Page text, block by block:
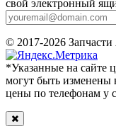
свой электронный
© 2017-2026
*Указанные на сайте
могут быть изменены
цены по телефонам у